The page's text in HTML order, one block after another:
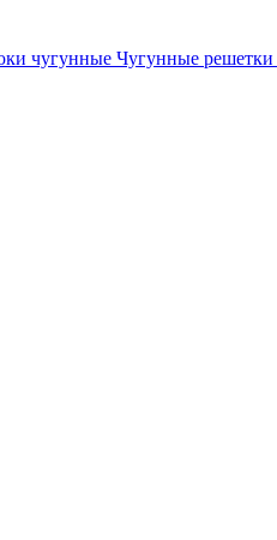
чугунные Чугунные решетки